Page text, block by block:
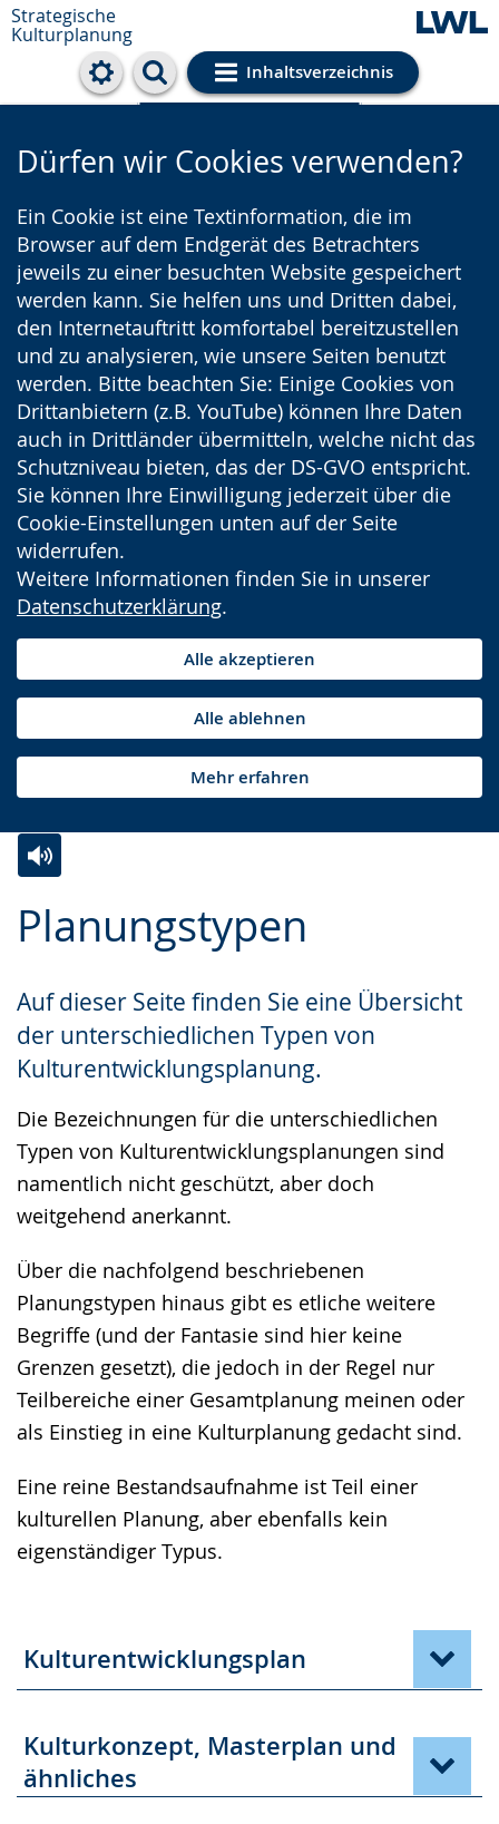
Strategische
Kulturplanung
Inhaltsverzeichnis
Cookie-Einstellungen
Dürfen wir Cookies verwenden?
Ein Cookie ist eine Textinformation, die im
Browser auf dem Endgerät des Betrachters
jeweils zu einer besuchten Website gespeichert
werden kann. Sie helfen uns und Dritten dabei,
den Internetauftritt komfortabel bereitzustellen
und zu analysieren, wie unsere Seiten benutzt
werden. Bitte beachten Sie: Einige Cookies von
Drittanbietern (z.B. YouTube) können Ihre Daten
auch in Drittländer übermitteln, welche nicht das
Schutzniveau bieten, das der DS-GVO entspricht.
Sie können Ihre Einwilligung jederzeit über die
Cookie-Einstellungen unten auf der Seite
widerrufen.
Weitere Informationen finden Sie in unserer
Datenschutzerklärung.
Alle akzeptieren
Alle ablehnen
Mehr erfahren
Planungstypen
Auf dieser Seite finden Sie eine Übersicht
der unterschiedlichen Typen von
Kulturentwicklungsplanung.
Die Bezeichnungen für die unterschiedlichen
Typen von Kulturentwicklungsplanungen sind
namentlich nicht geschützt, aber doch
weitgehend anerkannt.
Über die nachfolgend beschriebenen
Planungstypen hinaus gibt es etliche weitere
Begriffe (und der Fantasie sind hier keine
Grenzen gesetzt), die jedoch in der Regel nur
Teilbereiche einer Gesamtplanung meinen oder
als Einstieg in eine Kulturplanung gedacht sind.
Eine reine Bestandsaufnahme ist Teil einer
kulturellen Planung, aber ebenfalls kein
eigenständiger Typus.
Leichten
wechseln.
Audio-
Video
Deutscher
Gebärdensprache
wird
angezeigt.
Kulturentwicklungsplan
Kulturkonzept, Masterplan und
ähnliches